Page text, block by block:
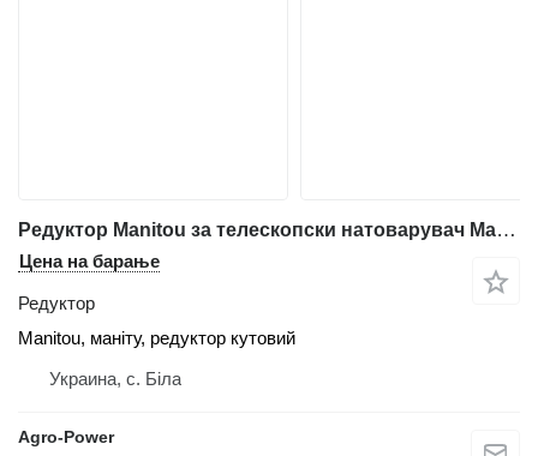
Редуктор Manitou за телескопски натоварувач Manitou
Цена на барање
Редуктор
Manitou, маніту, редуктор кутовий
Украина, с. Біла
Agro-Power